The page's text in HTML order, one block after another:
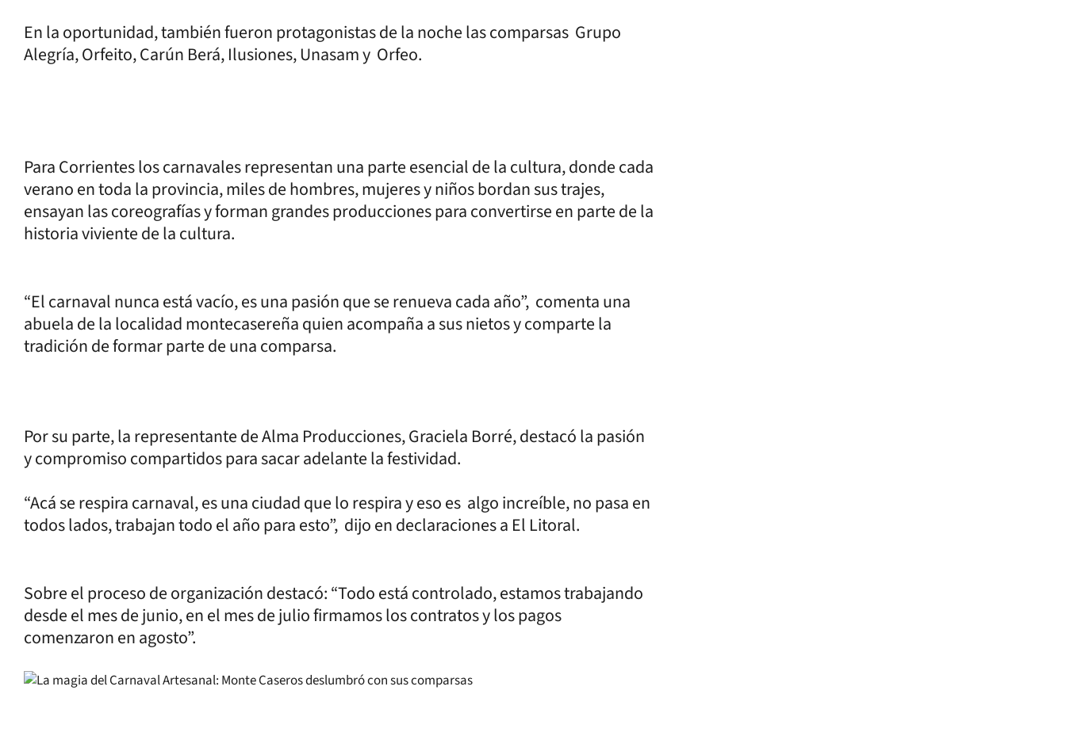
En la oportunidad, también fueron protagonistas de la noche las comparsas Grupo
Alegría, Orfeito, Carún Berá, Ilusiones, Unasam y Orfeo.
Para Corrientes los carnavales representan una parte esencial de la cultura, donde cada
verano en toda la provincia, miles de hombres, mujeres y niños bordan sus trajes,
ensayan las coreografías y forman grandes producciones para convertirse en parte de la
historia viviente de la cultura.
“El carnaval nunca está vacío, es una pasión que se renueva cada año”, comenta una
abuela de la localidad montecasereña quien acompaña a sus nietos y comparte la
tradición de formar parte de una comparsa.
Por su parte, la representante de Alma Producciones, Graciela Borré, destacó la pasión
y compromiso compartidos para sacar adelante la festividad.
“Acá se respira carnaval, es una ciudad que lo respira y eso es algo increíble, no pasa en
todos lados, trabajan todo el año para esto”, dijo en declaraciones a El Litoral.
Sobre el proceso de organización destacó: “Todo está controlado, estamos trabajando
desde el mes de junio, en el mes de julio firmamos los contratos y los pagos
comenzaron en agosto”.